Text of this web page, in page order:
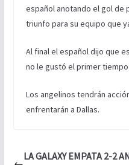
español anotando el gol de
triunfo para su equipo que
Al final el español dijo que
no le gustó el primer
Los angelinos tendrán
enfrentarán a Dallas.
LA GALAXY EMPATA 2-2